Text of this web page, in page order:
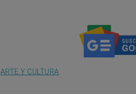
ARTE Y CULTURA